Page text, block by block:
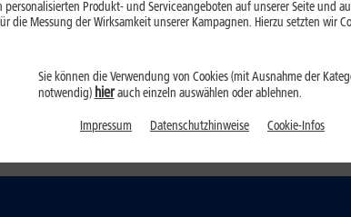
Telefonieren
Zusatzkosten.
personalisierten Produkt- und Serviceangeboten auf unserer Seite und
die Messung der Wirksamkeit unserer Kampagnen. Hierzu setzten wir
Sie können die Verwendung von Cookies (mit Ausnahme der
notwendig) hierauch einzeln auswählen oder ablehnen.
Impressum Datenschutzhinweise Cookie-Infos